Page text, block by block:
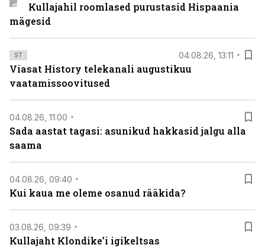
Kullajahil roomlased purustasid Hispaania
mägesid
ST 04.08.26, 13:11
Viasat History telekanali augustikuu
vaatamissoovitused
04.08.26, 11:00
Sada aastat tagasi: asunikud hakkasid jalgu alla
saama
04.08.26, 09:40
Kui kaua me oleme osanud rääkida?
03.08.26, 09:39
Kullajaht Klondike’i igikeltsas